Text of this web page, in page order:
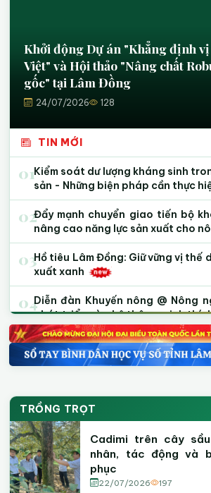
Khởi động Dự án "Khẳng định vị
Việt" và Hội thảo "Nâng chất
gốc" tại Lâm Đồng
24/07/2026 128
TIN MỚI
01Kiểm soát dư lượng kháng sinh
sản - Những biện pháp cần thực
02Đẩy mạnh chuyển giao tiến bộ
nâng cao năng lực sản xuất cho
03Hồ tiêu Lâm Đồng: Giữ vững vị thế
xuất xanh
04Diễn đàn Khuyến nông @ Nông
phát triển cà phê thông minh
khí hậu và quy định chống phá
Châu Âu (EUDR)
06Khởi động Dự án "Khẳng định vị
và Hội thảo "Nâng chất
Lâm Đồng
07Cadimi trên cây sầu riêng:
và biện pháp khắc phục
FACEBOOK
Khuyến Nông Lâm Đồng
Tin tức · Hoạt động · Sự kiện nổi bật
YOUTUBE
Kênh YouTube Khuyến Nông
Video kỹ thuật Hướng dẫn canh tác Mô
TRỒNG TRỌT
Cadimi trên cây
nhân, tác động và
phục
22/07/2026 197